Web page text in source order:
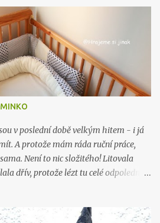
množství rozpouštět. Na druhou
vždy pracovalo líp, než s toule
dát dětem místo modelíny a nechat je
mi rychle okorávala, nedržela dobře
jsem ale udělala nějakou chybu v
zatvrdnutí ale působí pevně a neláme
nepřilnavého) vsypte: 2 hrnky
- ne na váhu. Já jsem použila
...
v poslední době velkým hitem - i já
A protože mám ráda ruční práce,
Není to nic složitého! Litovala
dřív, protože lézt tu celé odpoledne
takže doháním resty a